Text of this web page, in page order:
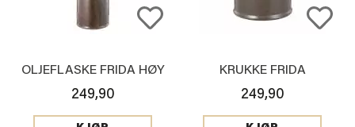
OLJEFLASKE FRIDA HØY
249,90
KRUKKE FRIDA
249,90